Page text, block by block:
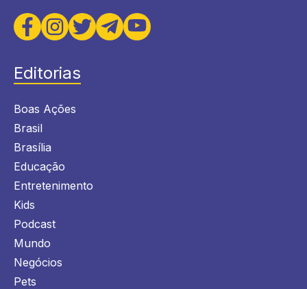
Editorias
Boas Ações
Brasil
Brasília
Educação
Entretenimento
Kids
Podcast
Mundo
Negócios
Pets